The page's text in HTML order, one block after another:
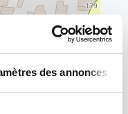
des annonces